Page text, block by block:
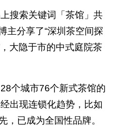
搜索关键词「茶馆」共
主分享了“深圳茶空间探
大隐于市的中式庭院茶
个城市76个新式茶馆的
出现连锁化趋势，比如
，已成为全国性品牌。